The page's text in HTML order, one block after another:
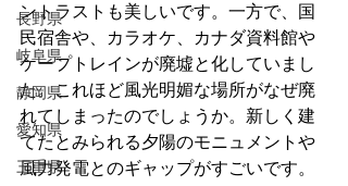
長野県
岐阜県
静岡県
愛知県
三重県
ントラストも美しいです。一方で、国
民宿舎や、カラオケ、カナダ資料館や
ケープトレインが廃墟と化していまし
た。これほど風光明媚な場所がなぜ廃
れてしまったのでしょうか。新しく建
てたとみられる夕陽のモニュメントや
風力発電とのギャップがすごいです。